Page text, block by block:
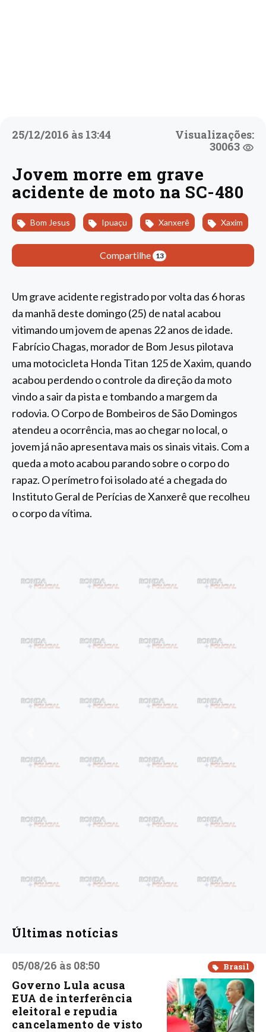
25/12/2016 às 13:44
Visualizações:
30063
Jovem morre em grave
acidente de moto na SC-480
Bom Jesus Ipuaçu Xanxerê Xaxim
Compartilhe 13
Um grave acidente registrado por volta das 6 horas
da manhã deste domingo (25) de natal acabou
vitimando um jovem de apenas 22 anos de idade.
Fabrício Chagas, morador de Bom Jesus pilotava
uma motocicleta Honda Titan 125 de Xaxim, quando
acabou perdendo o controle da direção da moto
vindo a sair da pista e tombando a margem da
rodovia. O Corpo de Bombeiros de São Domingos
atendeu a ocorrência, mas ao chegar no local, o
jovem já não apresentava mais os sinais vitais. Com a
queda a moto acabou parando sobre o corpo do
rapaz. O perímetro foi isolado até a chegada do
Instituto Geral de Perícias de Xanxerê que recolheu
o corpo da vítima.
Últimas notícias
05/08/26 às 08:50 Brasil
Governo Lula acusa
EUA de interferência
eleitoral e repudia
cancelamento de visto